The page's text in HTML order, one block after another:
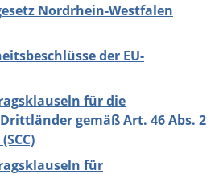
Nordrhein-Westfalen
der EU-
für die
gemäß Art. 46 Abs. 2
für